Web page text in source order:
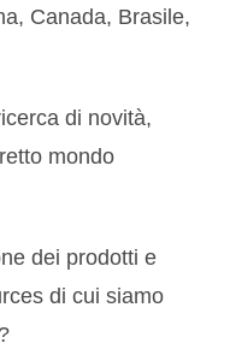
Canada, Brasile,
di novità,
mondo
dei prodotti e
di cui siamo